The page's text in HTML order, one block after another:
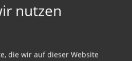
frei verfügbar. Bitte
bestellen Sie das
nutzen
die wir auf dieser Website